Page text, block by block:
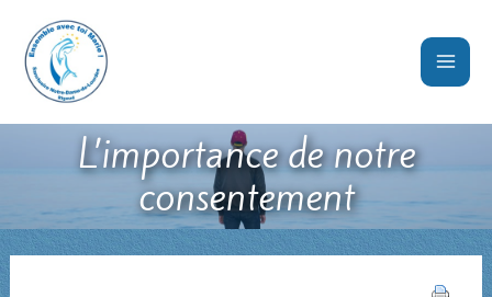
contenu
L’importance de notre
consentement